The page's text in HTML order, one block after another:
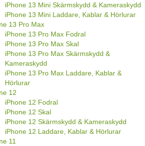
iPhone 13 Mini Skärmskydd & Kameraskydd
iPhone 13 Mini Laddare, Kablar & Hörlurar
13 Pro Max
iPhone 13 Pro Max Fodral
iPhone 13 Pro Max Skal
iPhone 13 Pro Max Skärmskydd &
Kameraskydd
iPhone 13 Pro Max Laddare, Kablar &
Hörlurar
12
iPhone 12 Fodral
iPhone 12 Skal
iPhone 12 Skärmskydd & Kameraskydd
iPhone 12 Laddare, Kablar & Hörlurar
11